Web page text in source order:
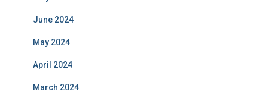
June 2024
May 2024
April 2024
March 2024